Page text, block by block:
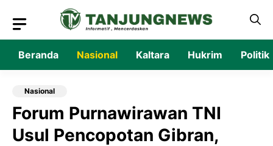
isi
Beranda Nasional Kaltara Hukrim Politik
Nasional
Forum Purnawirawan TNI
Usul Pencopotan Gibran,